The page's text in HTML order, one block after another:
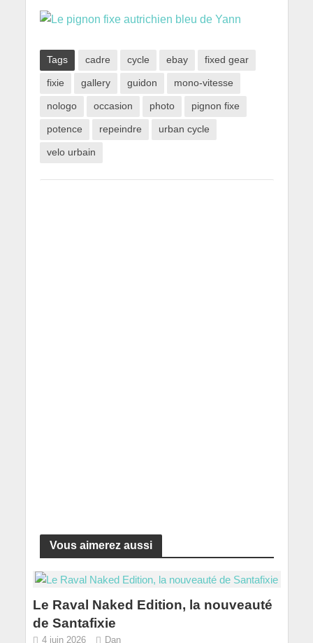
Tags cadre cycle ebay fixed gear
fixie gallery guidon mono-vitesse
nologo occasion photo pignon fixe
potence repeindre urban cycle
velo urbain
Vous aimerez aussi
Le Raval Naked Edition, la nouveauté
de Santafixie
4 juin 2026 Dan